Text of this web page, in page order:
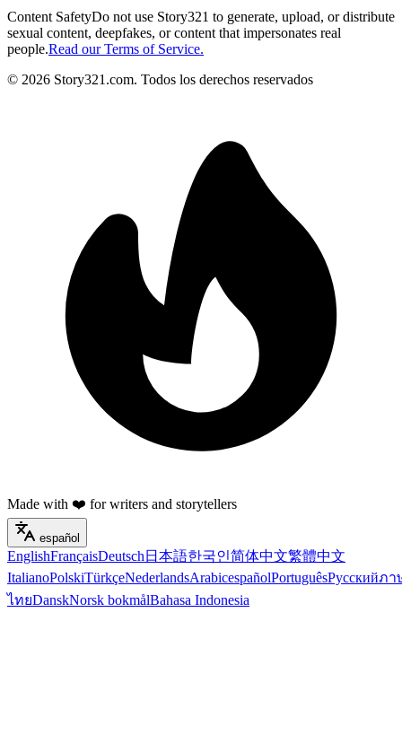
Content SafetyDo not use Story321 to generate, upload, or distribute
sexual content, deepfakes, or content that impersonates real
people.Read our Terms of Service.
© 2026 Story321.com. Todos los derechos reservados
Made with ❤️ for writers and storytellers
español
EnglishFrançaisDeutsch 日本語한국인简体中文繁體中文
ItalianoPolskiTürkçeNederlandsArabicespañolPortuguêsРусскийภา
ไทยDanskNorsk bokmålBahasa Indonesia